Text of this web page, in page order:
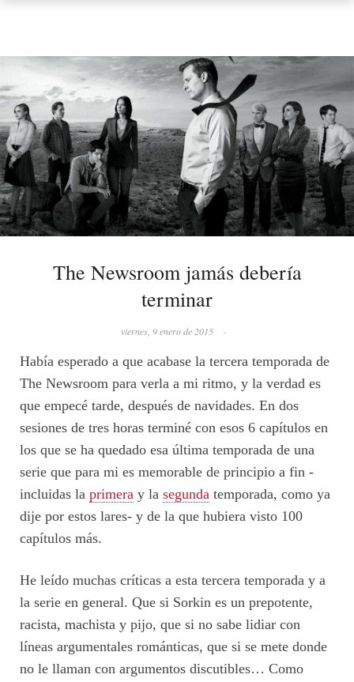
The Newsroom jamás debería
terminar
viernes, 9 enero de 2015 ·
Había esperado a que acabase la tercera temporada de
The Newsroom para verla a mi ritmo, y la verdad es
que empecé tarde, después de navidades. En dos
sesiones de tres horas terminé con esos 6 capítulos en
los que se ha quedado esa última temporada de una
serie que para mi es memorable de principio a fin -
incluidas la primera y la segunda temporada, como ya
dije por estos lares- y de la que hubiera visto 100
capítulos más.
He leído muchas críticas a esta tercera temporada y a
la serie en general. Que si Sorkin es un prepotente,
racista, machista y pijo, que si no sabe lidiar con
líneas argumentales románticas, que si se mete donde
no le llaman con argumentos discutibles… Como